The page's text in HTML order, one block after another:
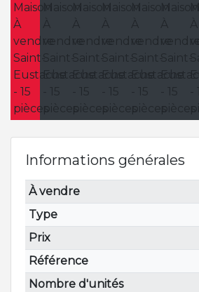
Informations générales
À vendre
Type
Prix
Référence
Nombre d'unités